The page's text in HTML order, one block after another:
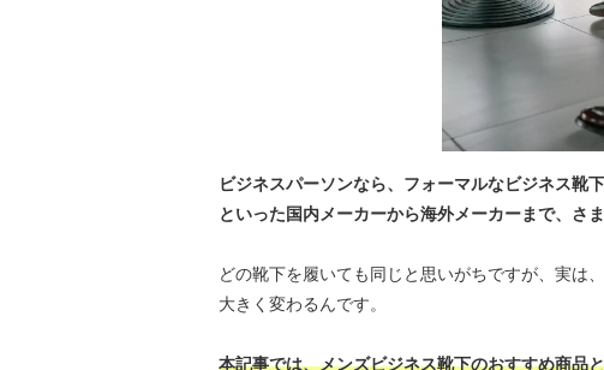
ビジネスパーソンなら、フォーマルなビジネス靴
といった国内メーカーから海外メーカーまで、さ
どの靴下を履いても同じと思いがちですが、実は
大きく変わるんです。
本記事では、メンズビジネス靴下のおすすめ商品